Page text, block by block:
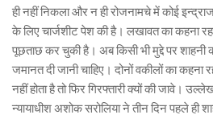
ही नहीं निकला और न ही रोजनामचे में कोई
के लिए चार्जशीट पेश की है। लखावत का कहना
पूछताछ कर चुकी है। अब किसी भी मुद्दे पर शाहनी
जमानत दी जानी चाहिए। दोनों वकीलों का कहना
नहीं होता है तो फिर गिरफ्तारी क्यों की जावे।
न्यायाधीश अशोक सरोलिया ने तीन दिन पहले ही